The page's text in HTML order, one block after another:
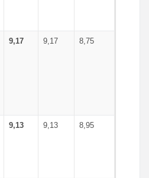
9,17 9,17 8,75
9,13 9,13 8,95